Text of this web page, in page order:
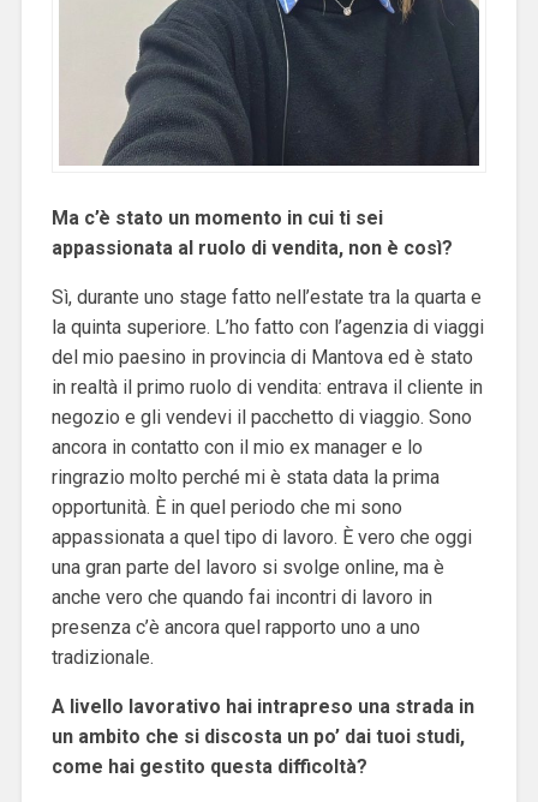
Ma c’è stato un momento in cui ti sei
appassionata al ruolo di vendita, non è così?
Sì, durante uno stage fatto nell’estate tra la quarta e
la quinta superiore. L’ho fatto con l’agenzia di viaggi
del mio paesino in provincia di Mantova ed è stato
in realtà il primo ruolo di vendita: entrava il cliente in
negozio e gli vendevi il pacchetto di viaggio. Sono
ancora in contatto con il mio ex manager e lo
ringrazio molto perché mi è stata data la prima
opportunità. È in quel periodo che mi sono
appassionata a quel tipo di lavoro. È vero che oggi
una gran parte del lavoro si svolge online, ma è
anche vero che quando fai incontri di lavoro in
presenza c’è ancora quel rapporto uno a uno
tradizionale.
A livello lavorativo hai intrapreso una strada in
un ambito che si discosta un po’ dai tuoi studi,
come hai gestito questa difficoltà?